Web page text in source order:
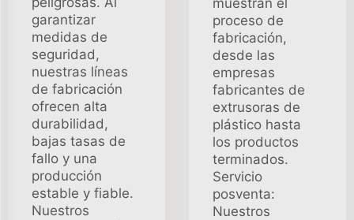
garantizar
medidas de
seguridad,
nuestras líneas
de fabricación
ofrecen alta
durabilidad,
bajas tasas de
fallo y una
producción
estable y fiable.
Nuestros
proceso de
fabricación,
desde las
empresas
fabricantes de
extrusoras de
plástico hasta
los productos
terminados.
Servicio
posventa:
Nuestros